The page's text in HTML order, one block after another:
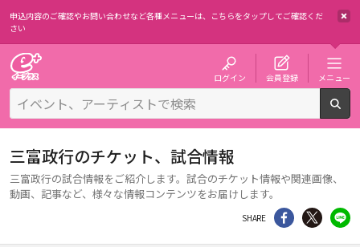
申込内容のご確認やお問い合わせなど各種メニューは、 こちらをタップしてご確認くだ
さい
ログイン 会員登録 メニュー
三富政行のチケット、試合情報
三富政行の試合情報をご紹介します。試合のチケット情報や関連画像、
動画、記事など、様々な情報コンテンツをお届けします。
SHARE シェア Twitter